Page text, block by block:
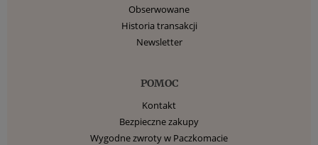
Obserwowane
Historia transakcji
Newsletter
POMOC
Kontakt
Bezpieczne zakupy
Wygodne zwroty w Paczkomacie